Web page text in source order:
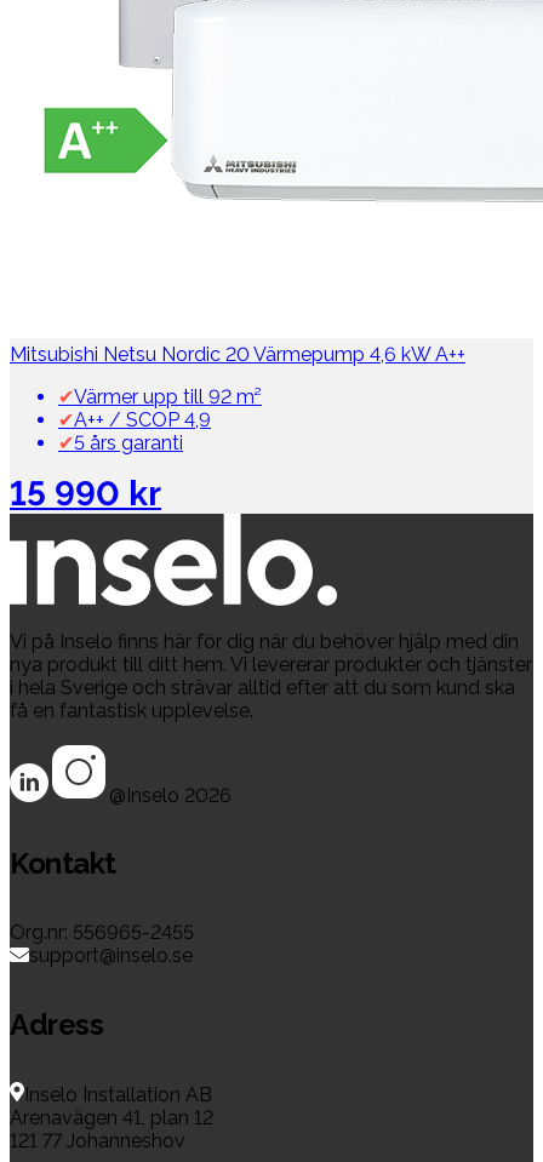
Mitsubishi Netsu Nordic 20 Värmepump 4,6 kW A++
✔Värmer upp till 92 m²
✔A++ / SCOP 4,9
✔5 års garanti
15 990 kr
Vi på Inselo finns här för dig när du behöver hjälp med din
nya produkt till ditt hem. Vi levererar produkter och tjänster
i hela Sverige och strävar alltid efter att du som kund ska
få en fantastisk upplevelse.
@Inselo 2026
Kontakt
Org.nr: 556965-2455
support@inselo.se
Adress
Inselo Installation AB
Arenavägen 41, plan 12
121 77 Johanneshov